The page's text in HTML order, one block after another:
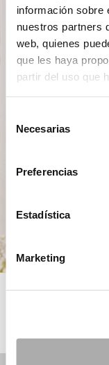
información sobre
nuestros partners
web, quienes
que les haya
partir del uso que
Necesarias
Preferencias
Estadística
Marketing